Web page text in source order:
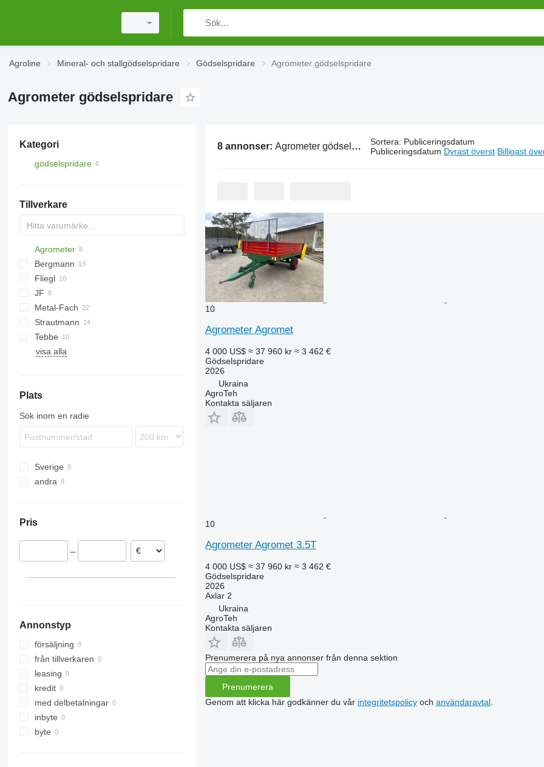
Agroline Mineral- och stallgödselspridare Gödselspridare Agrometer gödselspridare
Agrometer gödselspridare
Kategori
gödselspridare
Tillverkare
Agrometer
HTS
Bergmann
TSW
E
EV
FORTIS
Fliegl
ASW
T series
Terra
JF
Komfort
UN
Metal-Fach
OL
N262
Flex
PG
SP
Strautmann
Magnon
Tebbe
DS
TYTAN
MKE
visa alla
Plats
Sök inom en radie
Sverige
andra
Pris
–
Annonstyp
försäljning
från tillverkaren
leasing
kredit
med delbetalningar
inbyte
byte
8 annonser: Agrometer gödselspridare Sortera: Publiceringsdatum
Publiceringsdatum Dyrast överst Billigast
10
Agrometer Agromet
4 000 US$ ≈ 37 960 kr ≈ 3 462 €
Gödselspridare
2026
Ukraina
AgroTeh
Kontakta säljaren
10
Agrometer Agromet 3.5T
4 000 US$ ≈ 37 960 kr ≈ 3 462 €
Gödselspridare
2026
Axlar 2
Ukraina
AgroTeh
Kontakta säljaren
Prenumerera på nya annonser från denna sektion
Prenumerera
Genom att klicka här godkänner du vår integritetspolicyoch användaravtal.